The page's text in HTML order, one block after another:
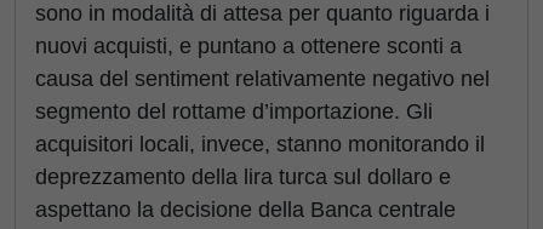
sono in modalità di attesa per quanto riguarda i
nuovi acquisti, e puntano a ottenere sconti a
causa del sentiment relativamente negativo nel
segmento del rottame d’importazione. Gli
acquisitori locali, invece, stanno monitorando il
deprezzamento della lira turca sul dollaro e
aspettano la decisione della Banca centrale